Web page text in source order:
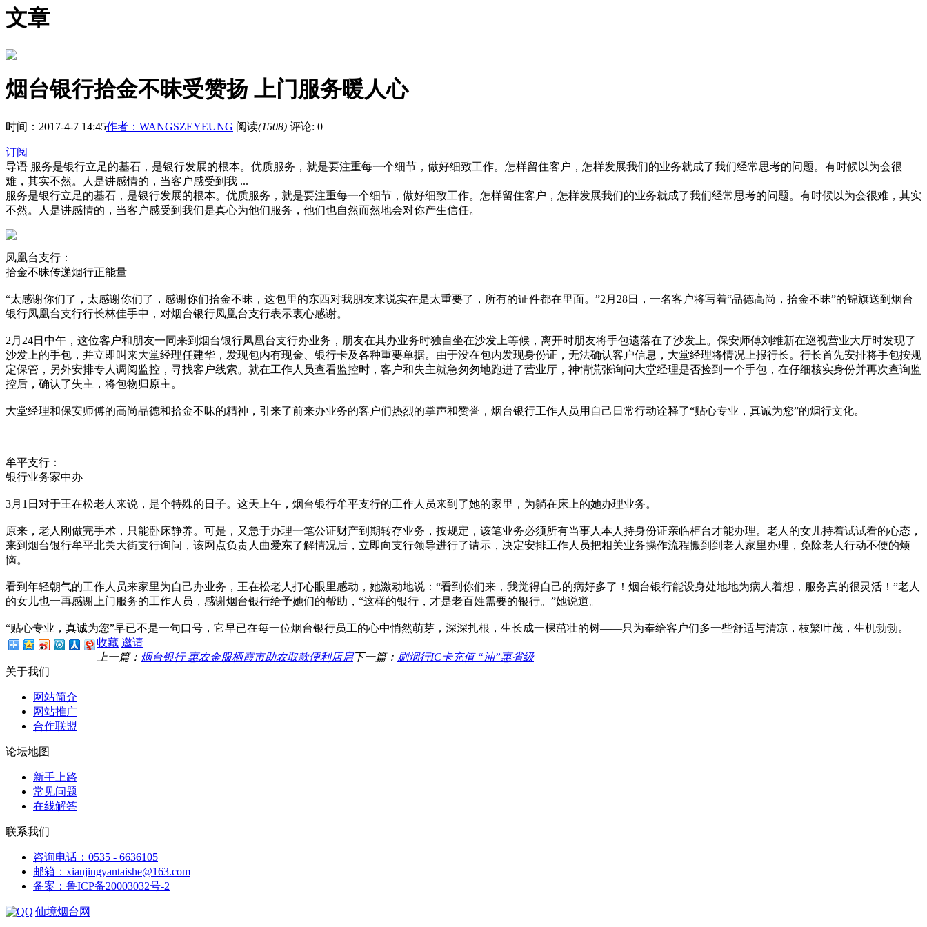
文章
烟台银行拾金不昧受赞扬 上门服务暖人心
时间：2017-4-7 14:45作者：WANGSZEYEUNG 阅读(1508) 评论: 0
订阅
导语 服务是银行立足的基石，是银行发展的根本。优质服务，就是要注重每一个细节，做好细致工作。怎样留住客户，怎样发展我们的业务就成了我们经常思考的问题。有时候以为会很
难，其实不然。人是讲感情的，当客户感受到我 ...
服务是银行立足的基石，是银行发展的根本。优质服务，就是要注重每一个细节，做好细致工作。怎样留住客户，怎样发展我们的业务就成了我们经常思考的问题。有时候以为会很难，其实
不然。人是讲感情的，当客户感受到我们是真心为他们服务，他们也自然而然地会对你产生信任。
凤凰台支行：
拾金不昧传递烟行正能量
“太感谢你们了，太感谢你们了，感谢你们拾金不昧，这包里的东西对我朋友来说实在是太重要了，所有的证件都在里面。”2月28日，一名客户将写着“品德高尚，拾金不昧”的锦旗送到烟台
银行凤凰台支行行长林佳手中，对烟台银行凤凰台支行表示衷心感谢。
2月24日中午，这位客户和朋友一同来到烟台银行凤凰台支行办业务，朋友在其办业务时独自坐在沙发上等候，离开时朋友将手包遗落在了沙发上。保安师傅刘维新在巡视营业大厅时发现了
沙发上的手包，并立即叫来大堂经理任建华，发现包内有现金、银行卡及各种重要单据。由于没在包内发现身份证，无法确认客户信息，大堂经理将情况上报行长。行长首先安排将手包按规
定保管，另外安排专人调阅监控，寻找客户线索。就在工作人员查看监控时，客户和失主就急匆匆地跑进了营业厅，神情慌张询问大堂经理是否捡到一个手包，在仔细核实身份并再次查询监
控后，确认了失主，将包物归原主。
大堂经理和保安师傅的高尚品德和拾金不昧的精神，引来了前来办业务的客户们热烈的掌声和赞誉，烟台银行工作人员用自己日常行动诠释了“贴心专业，真诚为您”的烟行文化。
牟平支行：
银行业务家中办
3月1日对于王在松老人来说，是个特殊的日子。这天上午，烟台银行牟平支行的工作人员来到了她的家里，为躺在床上的她办理业务。
原来，老人刚做完手术，只能卧床静养。可是，又急于办理一笔公证财产到期转存业务，按规定，该笔业务必须所有当事人本人持身份证亲临柜台才能办理。老人的女儿持着试试看的心态，
来到烟台银行牟平北关大街支行询问，该网点负责人曲爱东了解情况后，立即向支行领导进行了请示，决定安排工作人员把相关业务操作流程搬到到老人家里办理，免除老人行动不便的烦
恼。
看到年轻朝气的工作人员来家里为自己办业务，王在松老人打心眼里感动，她激动地说：“看到你们来，我觉得自己的病好多了！烟台银行能设身处地地为病人着想，服务真的很灵活！”老人
的女儿也一再感谢上门服务的工作人员，感谢烟台银行给予她们的帮助，“这样的银行，才是老百姓需要的银行。”她说道。
“贴心专业，真诚为您”早已不是一句口号，它早已在每一位烟台银行员工的心中悄然萌芽，深深扎根，生长成一棵茁壮的树——只为奉给客户们多一些舒适与清凉，枝繁叶茂，生机勃勃。
收藏 邀请
上一篇： 烟台银行 惠农金服栖霞市助农取款便利店启下一篇： 刷烟行IC卡充值 “油”惠省级
关于我们
网站简介
网站推广
合作联盟
论坛地图
新手上路
常见问题
在线解答
联系我们
咨询电话：0535 - 6636105
邮箱：xianjingyantaishe@163.com
备案：鲁ICP备20003032号-2
|仙境烟台网